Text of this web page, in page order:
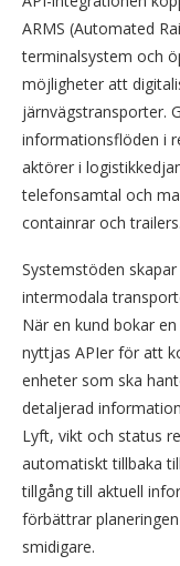
ARMS (Automated
terminalsystem och
möjligheter att
järnvägstransporter.
informationsflöden i
aktörer i
telefonsamtal och
containrar och trailers.
Systemstöden
intermodala
När en kund bokar
nyttjas APIer för att
enheter som ska
detaljerad
Lyft, vikt och status
automatiskt tillbaka
tillgång till aktuell
förbättrar
smidigare.